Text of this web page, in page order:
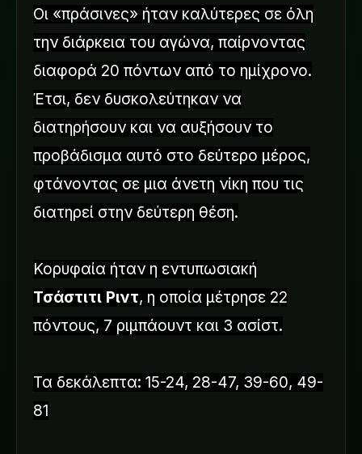
Οι «πράσινες» ήταν καλύτερες σε όλη
την διάρκεια του αγώνα, παίρνοντας
διαφορά 20 πόντων από το ημίχρονο.
Έτσι, δεν δυσκολεύτηκαν να
διατηρήσουν και να αυξήσουν το
προβάδισμα αυτό στο δεύτερο μέρος,
φτάνοντας σε μια άνετη νίκη που τις
διατηρεί στην δεύτερη θέση.
Κορυφαία ήταν η εντυπωσιακή
Τσάστιτι Ριντ, η οποία μέτρησε 22
πόντους, 7 ριμπάουντ και 3 ασίστ.
Τα δεκάλεπτα: 15-24, 28-47, 39-60, 49-
81